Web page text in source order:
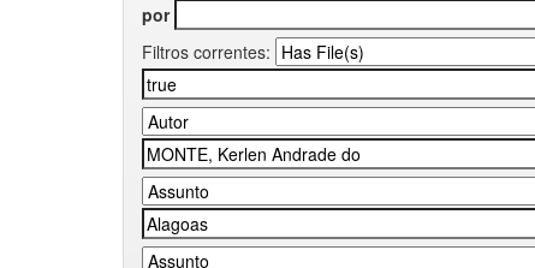
por
Filtros correntes: